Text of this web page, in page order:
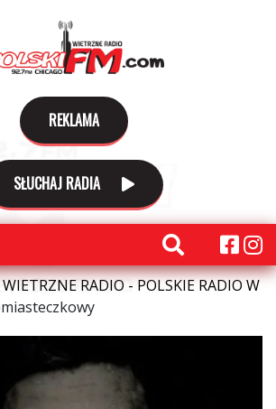
REKLAMA
SŁUCHAJ RADIA
RADIO - POLSKIE RADIO W